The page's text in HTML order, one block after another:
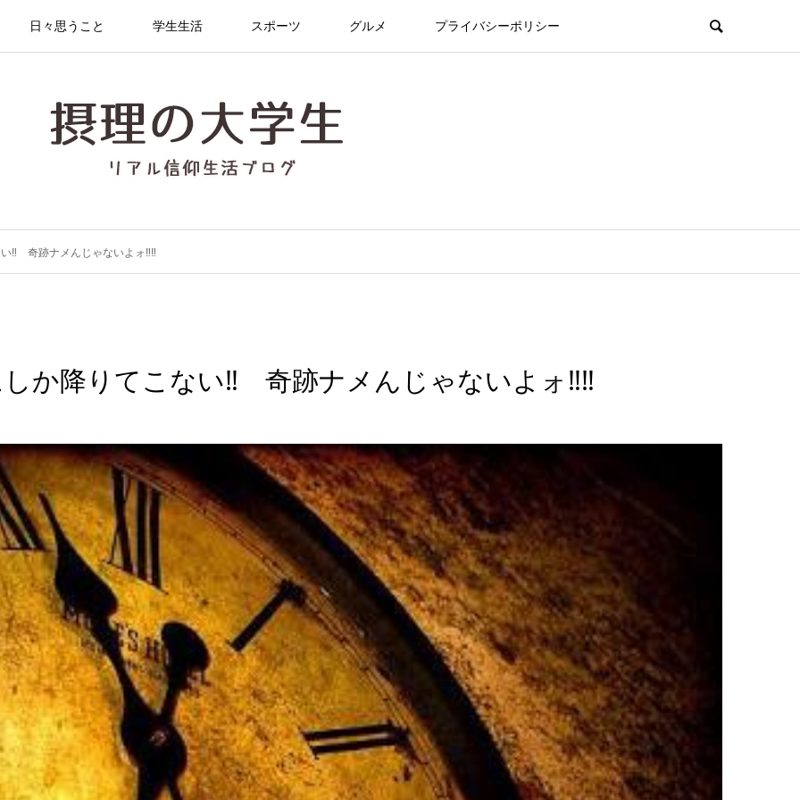
日々思うこと 学生生活 スポーツ グルメ プライバシーポリシー
‼︎ 奇跡ナメんじゃないよォ‼︎‼︎
か降りてこない‼︎ 奇跡ナメんじゃないよォ‼︎‼︎